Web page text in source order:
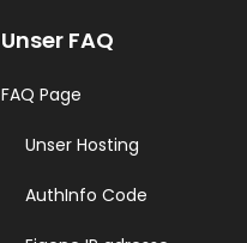
Unser FAQ
FAQ Page
Unser Hosting
AuthInfo Code